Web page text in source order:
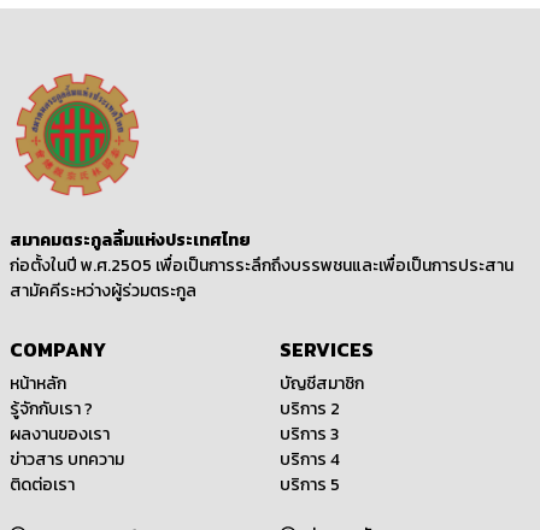
สมาคมตระกูลลิ้มแห่งประเทศไทย
ก่อตั้งในปี พ.ศ.2505 เพื่อเป็นการระลึกถึงบรรพชนและเพื่อเป็นการประสาน
สามัคคีระหว่างผู้ร่วมตระกูล
COMPANY
หน้าหลัก
รู้จักกับเรา ?
ผลงานของเรา
ข่าวสาร บทความ
ติดต่อเรา
SERVICES
บัญชีสมาชิก
บริการ 2
บริการ 3
บริการ 4
บริการ 5